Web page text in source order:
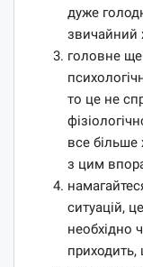
дуже
звичайний
головне ще
то це не
все більше
з цим
ситуацій,
необхідно
приходить,